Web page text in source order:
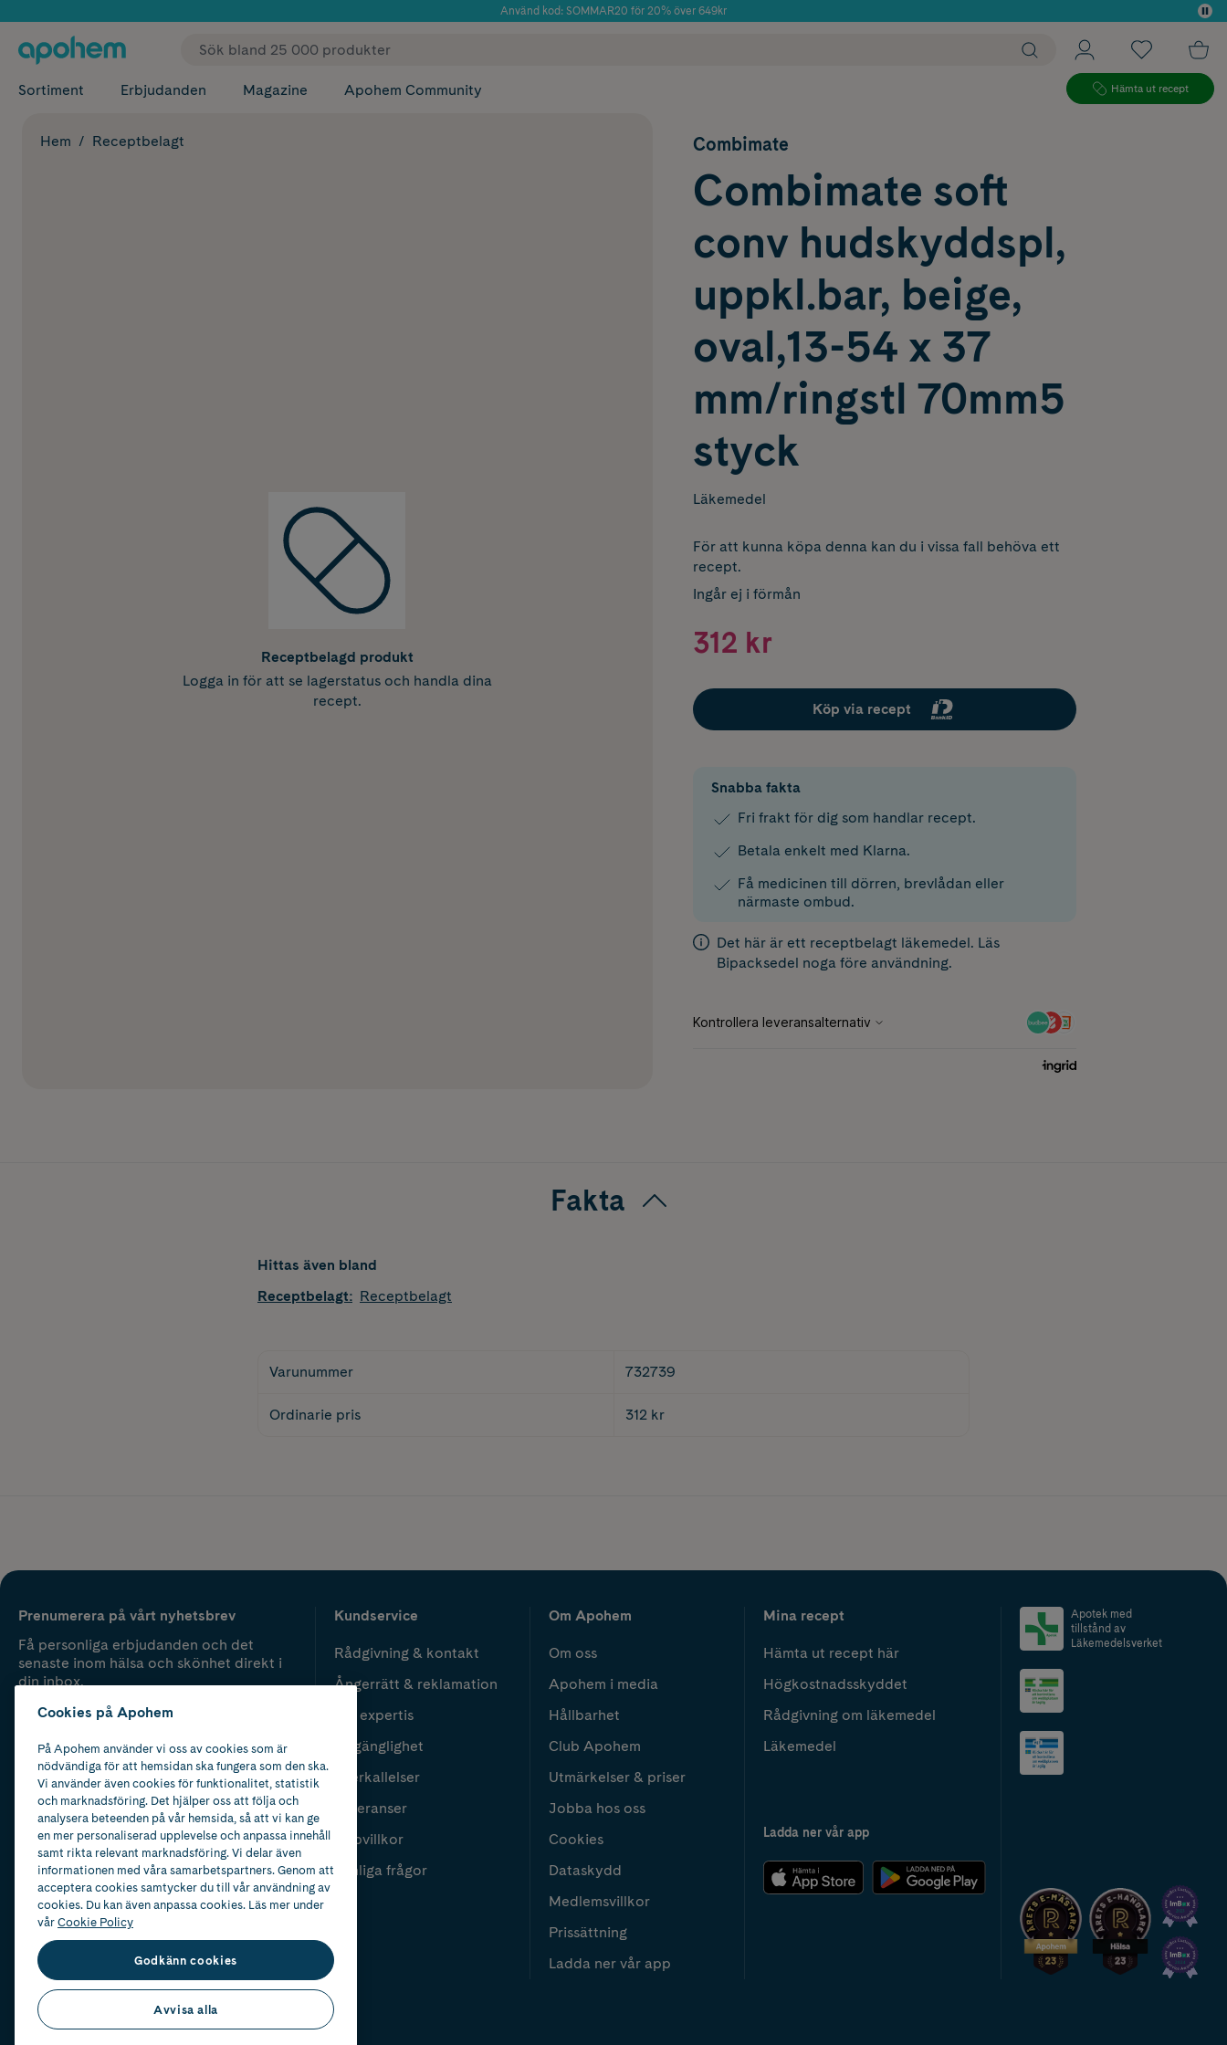
Använd kod: SOMMAR20 för 20% över 649kr
✓ Fri frakt
Sortiment Erbjudanden Magazine Apohem Community Hämta ut recept
Hem Receptbelagt
Receptbelagd produkt
Logga in för att se lagerstatus och handla dina
recept.
Combimate
Combimate soft
conv hudskyddspl,
uppkl.bar, beige,
oval,13-54 x 37
mm/ringstl 70mm5
styck
Läkemedel
För att kunna köpa denna kan du i vissa fall behöva ett
recept.
Ingår ej i förmån
312 kr
Köp via recept
Snabba fakta
Fri frakt för dig som handlar recept.
Betala enkelt med Klarna.
Få medicinen till dörren, brevlådan eller
närmaste ombud.
Det här är ett receptbelagt läkemedel. Läs
Bipacksedel noga före användning.
Fakta
Hittas även bland
Receptbelagt: Receptbelagt
Varunummer 732739
Ordinarie pris 312 kr
Prenumerera på vårt nyhetsbrev
Få personliga erbjudanden och det
senaste inom hälsa och skönhet direkt i
din inbox.
Kundservice
Rådgivning & kontakt
Ångerrätt & reklamation
Vår expertis
Tillgänglighet
Återkallelser
Leveranser
Köpvillkor
Vanliga frågor
Om Apohem
Om oss
Apohem i media
Hållbarhet
Club Apohem
Utmärkelser & priser
Jobba hos oss
Cookies
Dataskydd
Medlemsvillkor
Prissättning
Ladda ner vår app
Mina recept
Hämta ut recept här
Högkostnadsskyddet
Rådgivning om läkemedel
Läkemedel
Ladda ner vår app
Apotek med
tillstånd av
Läkemedelsverket
2024
Cookies på Apohem
På Apohem använder vi oss av cookies som är
nödvändiga för att hemsidan ska fungera som den ska.
Vi använder även cookies för funktionalitet, statistik
och marknadsföring. Det hjälper oss att följa och
analysera beteenden på vår hemsida, så att vi kan ge
en mer personaliserad upplevelse och anpassa innehåll
samt rikta relevant marknadsföring. Vi delar även
informationen med våra samarbetspartners. Genom att
acceptera cookies samtycker du till vår användning av
cookies. Du kan även anpassa cookies. Läs mer under
vårCookie Policy
Godkänn cookies
Avvisa alla